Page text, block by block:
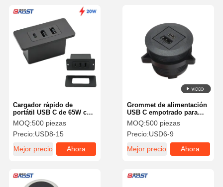
Cargador rápido de
portátil USB C de 65W con
doble puerto 20W GaN
MOQ:500 piezas
Precio:USD8-15
Mejor precio
Ahora
Grommet de alimentación
USB C empotrado para
muebles, cargador con
salida de 20W
MOQ:500 piezas
Precio:USD6-9
Mejor precio
Ahora